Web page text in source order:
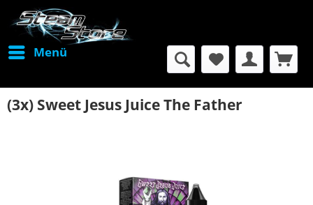
Menü
(3x) Sweet Jesus Juice The Father